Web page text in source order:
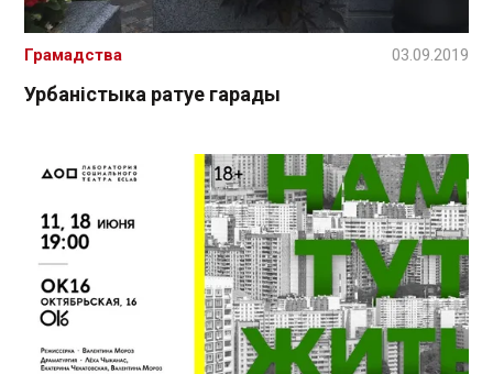
Урбаністыка ратуе гарады
Грамадства 03.09.2019